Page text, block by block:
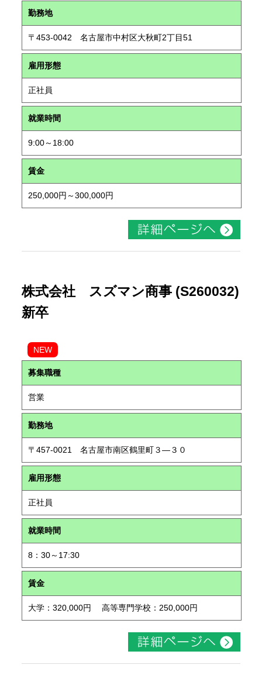
勤務地
〒453-0042 名古屋市中村区大秋町2丁目51
雇用形態
正社員
就業時間
9:00～18:00
賃金
250,000円～300,000円
株式会社 スズマン商事 (S260032)
新卒
NEW
募集職種
営業
勤務地
〒457-0021 名古屋市南区鶴里町３―３０
雇用形態
正社員
就業時間
8：30～17:30
賃金
大学：320,000円 高等専門学校：250,000円